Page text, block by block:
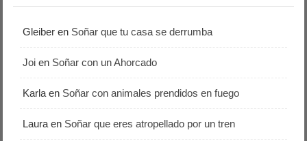
Gleiber en Soñar que tu casa se derrumba
Joi en Soñar con un Ahorcado
Karla en Soñar con animales prendidos en fuego
Laura en Soñar que eres atropellado por un tren